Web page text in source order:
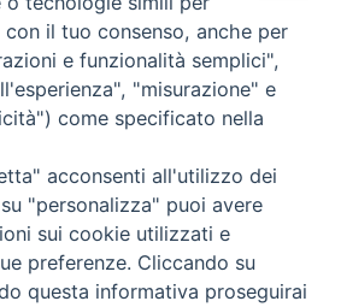
sociali
Molfetta (BA)
il tuo consenso, anche per
e funzionalità semplici",
"misurazione" e
come specificato nella
acconsenti all'utilizzo dei
"personalizza" puoi avere
sui cookie utilizzati e
preferenze. Cliccando su
questa informativa proseguirai